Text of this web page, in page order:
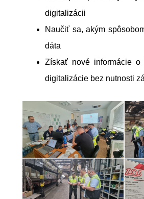
digitalizácii
Naučiť sa, akým
dáta
Získať nové informácie
digitalizácie bez nutnosti